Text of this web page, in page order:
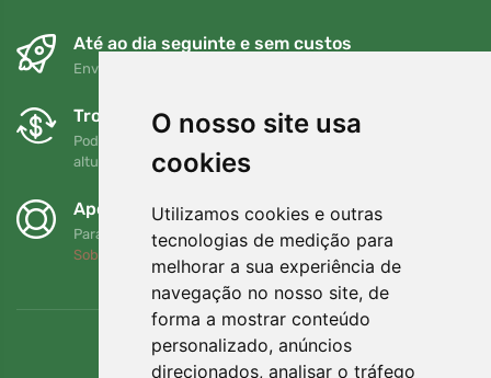
O nosso site usa
cookies
Utilizamos cookies e outras
tecnologias de medição para
melhorar a sua experiência de
navegação no nosso site, de
forma a mostrar conteúdo
personalizado, anúncios
direcionados, analisar o tráfego
Até ao dia seguinte e sem custos
Envio gratuito para encomendas superiores a 80 EUR
Trocas e devoluções gratuitas
Pode devolver ou trocar a sua encomenda em qualquer
altura no prazo de 90 dias
Apoiamos a Trees.org
Para cada encomenda plantamos uma árvore! Leia mais
Sobre nós